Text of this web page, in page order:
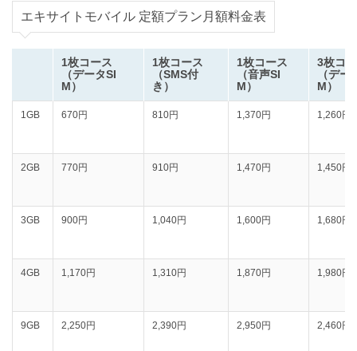
エキサイトモバイル 定額プラン月額料金表
1枚コース
（データSI
M）
1枚コース
（SMS付
き）
1枚コース
（音声SI
M）
3枚コ
（デー
M）
1GB 670円 810円 1,370円 1,260円
2GB 770円 910円 1,470円 1,450円
3GB 900円 1,040円 1,600円 1,680円
4GB 1,170円 1,310円 1,870円 1,980円
9GB 2,250円 2,390円 2,950円 2,460円